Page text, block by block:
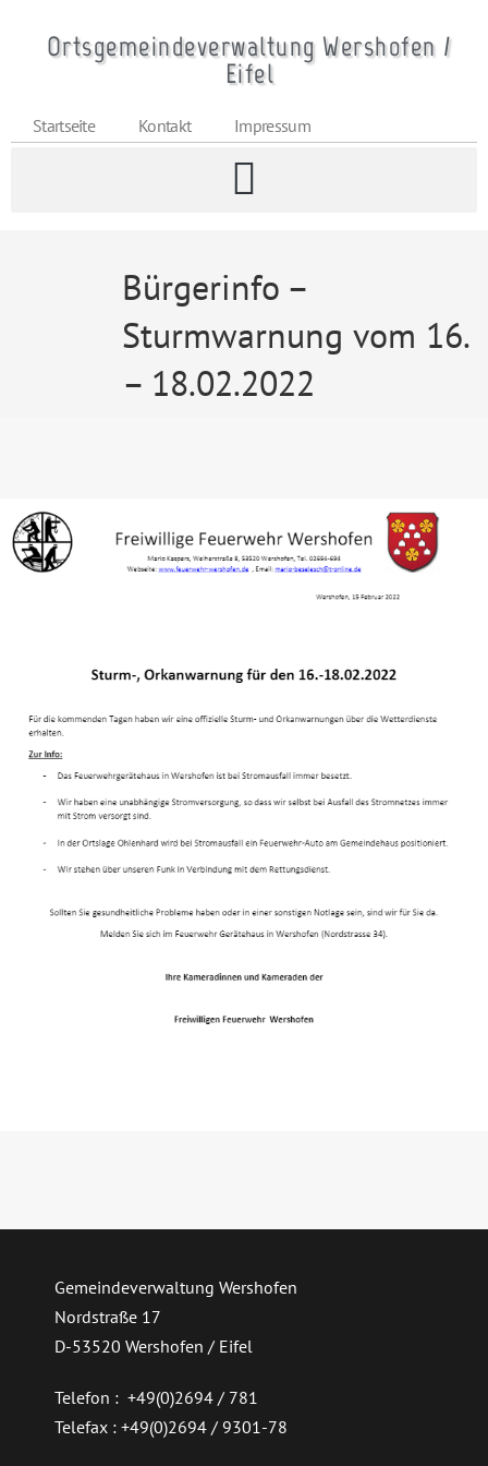
Ortsgemeindeverwaltung Wershofen /
Eifel
Startseite Kontakt Impressum
Bürgerinfo –
Sturmwarnung vom 16.
– 18.02.2022
Gemeindeverwaltung Wershofen
Nordstraße 17
D-53520 Wershofen / Eifel
Telefon : +49(0)2694 / 781
Telefax : +49(0)2694 / 9301-78